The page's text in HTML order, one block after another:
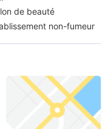
de beauté
non-fumeur